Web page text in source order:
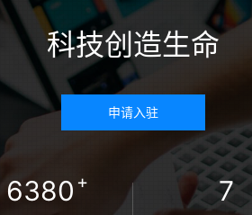
科技创造生命
申请入驻
6380 + 7